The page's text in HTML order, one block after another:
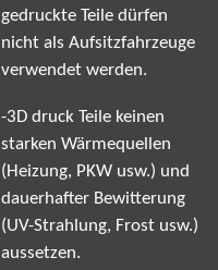
gedruckte Teile dürfen
nicht als Aufsitzfahrzeuge
verwendet werden.
-3D druck Teile keinen
starken Wärmequellen
(Heizung, PKW usw.) und
dauerhafter Bewitterung
(UV-Strahlung, Frost usw.)
aussetzen.